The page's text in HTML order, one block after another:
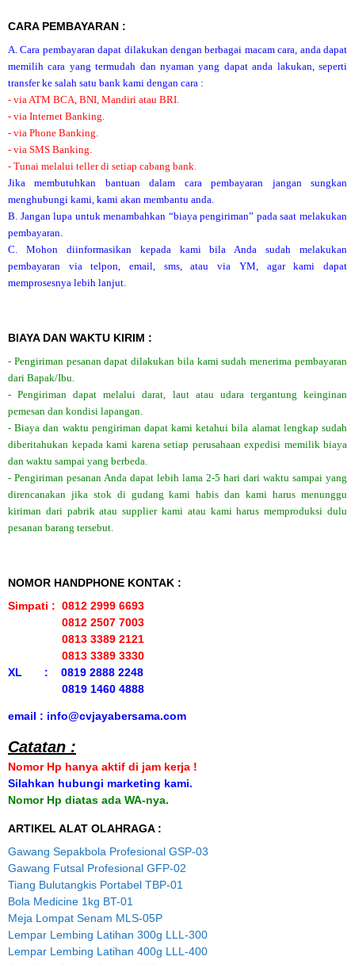
CARA PEMBAYARAN :
A. Cara pembayaran dapat dilakukan dengan berbagai macam cara, anda dapat
memilih cara yang termudah dan nyaman yang dapat anda lakukan, seperti
transfer ke salah satu bank kami dengan cara :
- via ATM BCA, BNI, Mandiri atau BRI.
- via Internet Banking.
- via Phone Banking.
- via SMS Banking.
- Tunai melalui teller di setiap cabang bank.
Jika membutuhkan bantuan dalam cara pembayaran jangan sungkan
menghubungi kami, kami akan membantu anda.
B. Jangan lupa untuk menambahkan “biaya pengiriman” pada saat melakukan
pembayaran.
C. Mohon diinformasikan kepada kami bila Anda sudah melakukan
pembayaran via telpon, email, sms, atau via YM, agar kami dapat
memprosesnya lebih lanjut.
BIAYA DAN WAKTU KIRIM :
- Pengiriman pesanan dapat dilakukan bila kami sudah menerima pembayaran
dari Bapak/Ibu.
- Pengiriman dapat melalui darat, laut atau udara tergantung keinginan
pemesan dan kondisi lapangan.
- Biaya dan waktu pengiriman dapat kami ketahui bila alamat lengkap sudah
diberitahukan kepada kami karena setiap perusahaan expedisi memilik biaya
dan waktu sampai yang berbeda.
- Pengiriman pesanan Anda dapat lebih lama 2-5 hari dari waktu sampai yang
direncanakan jika stok di gudang kami habis dan kami harus menunggu
kiriman dari pabrik atau supplier kami atau kami harus memproduksi dulu
pesanan barang tersebut.
NOMOR HANDPHONE KONTAK :
Simpati : 0812 2999 6693
0812 2507 7003
0813 3389 2121
0813 3389 3330
XL : 0819 2888 2248
0819 1460 4888
email : info@cvjayabersama.com
Catatan :
Nomor Hp hanya aktif di jam kerja !
Silahkan hubungi marketing kami.
Nomor Hp diatas ada WA-nya.
ARTIKEL ALAT OLAHRAGA :
Gawang Sepakbola Profesional GSP-03
Gawang Futsal Profesional GFP-02
Tiang Bulutangkis Portabel TBP-01
Bola Medicine 1kg BT-01
Meja Lompat Senam MLS-05P
Lempar Lembing Latihan 300g LLL-300
Lempar Lembing Latihan 400g LLL-400